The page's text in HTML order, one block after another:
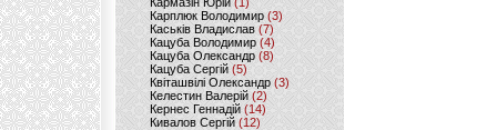
Карплюк Володимир(3)
Каськів Владислав (7)
Кацуба Володимир (4)
Кацуба Олександр (8)
Кацуба Сергій (5)
Квіташвілі Олександр(3)
Келестин Валерій(2)
Кернес Геннадій (14)
Кивалов Сергій (12)